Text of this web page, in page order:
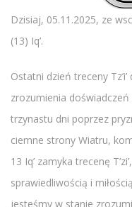
Dzisiaj, 05.11.2025, ze
(13) Iq’.
Ostatni dzień treceny
zrozumienia
trzynastu dni poprzez
ciemne strony Wiatru,
13 Iq’ zamyka trecenę
sprawiedliwością i
jesteśmy w stanie